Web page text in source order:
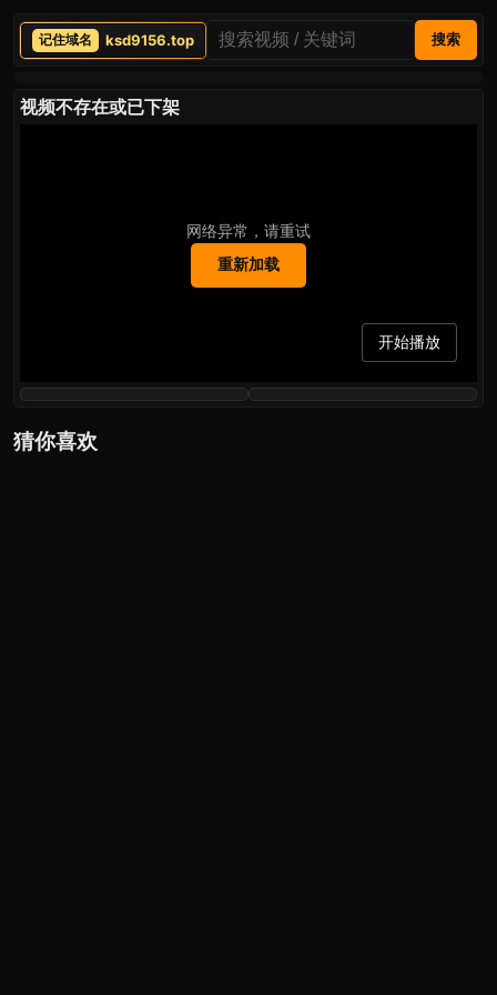
ksd9156.top 搜索
视频不存在或已下架
网络异常，请重试
重新加载
开始播放
猜你喜欢